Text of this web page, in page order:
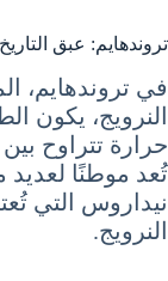
تروندهايم: عبق
في تروندهايم،
النرويج، يكون
تُعد موطنًا لعديد
نيداروس التي
النرويج.